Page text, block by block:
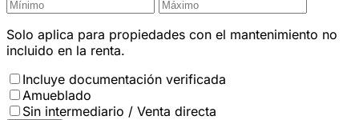
Solo aplica para propiedades con el mantenimiento no
incluido en la renta.
Incluye documentación verificada
Amueblado
Sin intermediario / Venta directa